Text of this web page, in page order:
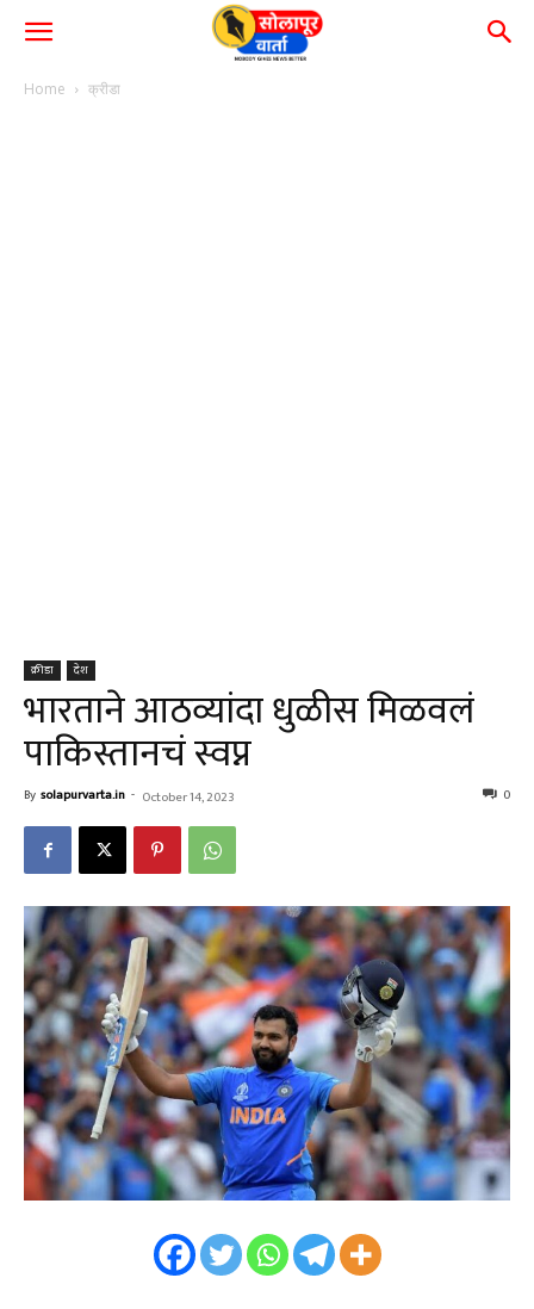
Home क्रीडा
क्रीडा देश
भारताने आठव्यांदा धुळीस मिळवलं
पाकिस्तानचं स्वप्न
By solapurvarta.in - October 14, 2023 0